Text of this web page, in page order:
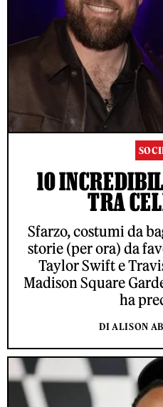
10
TRA
Sfarzo, costumi da
storie (per ora) da
Taylor Swift e
Madison Square
ha
DI ALISON